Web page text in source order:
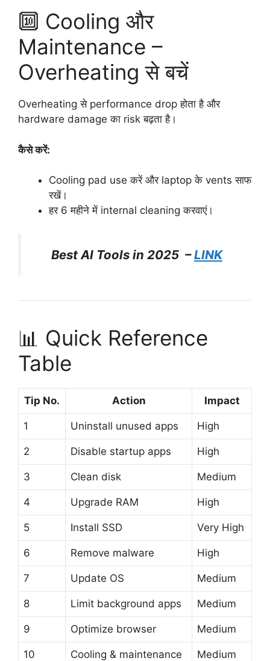
🔟 Cooling और
Maintenance –
Overheating से बचें
Overheating से performance drop होता है और
hardware damage का risk बढ़ता है।
कैसे करें:
Cooling pad use करें और laptop के vents साफ
रखें।
हर 6 महीने में internal cleaning करवाएं।
Best AI Tools in 2025 –LINK
📊 Quick Reference
Table
Tip No. Action Impact
1 Uninstall unused apps High
2 Disable startup apps High
3 Clean disk Medium
4 Upgrade RAM High
5 Install SSD Very High
6 Remove malware High
7 Update OS Medium
8 Limit background apps Medium
9 Optimize browser Medium
10 Cooling & maintenance Medium